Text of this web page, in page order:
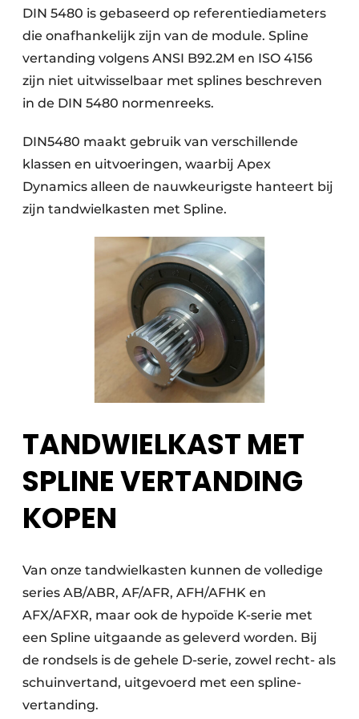
DIN 5480 is gebaseerd op referentiediameters
die onafhankelijk zijn van de module. Spline
vertanding volgens ANSI B92.2M en ISO 4156
zijn niet uitwisselbaar met splines beschreven
in de DIN 5480 normenreeks.
DIN5480 maakt gebruik van verschillende
klassen en uitvoeringen, waarbij Apex
Dynamics alleen de nauwkeurigste hanteert bij
zijn tandwielkasten met Spline.
TANDWIELKAST MET
SPLINE VERTANDING
KOPEN
Van onze tandwielkasten kunnen de volledige
series AB/ABR, AF/AFR, AFH/AFHK en
AFX/AFXR, maar ook de hypoïde K-serie met
een Spline uitgaande as geleverd worden. Bij
de rondsels is de gehele D-serie, zowel recht- als
schuinvertand, uitgevoerd met een spline-
vertanding.